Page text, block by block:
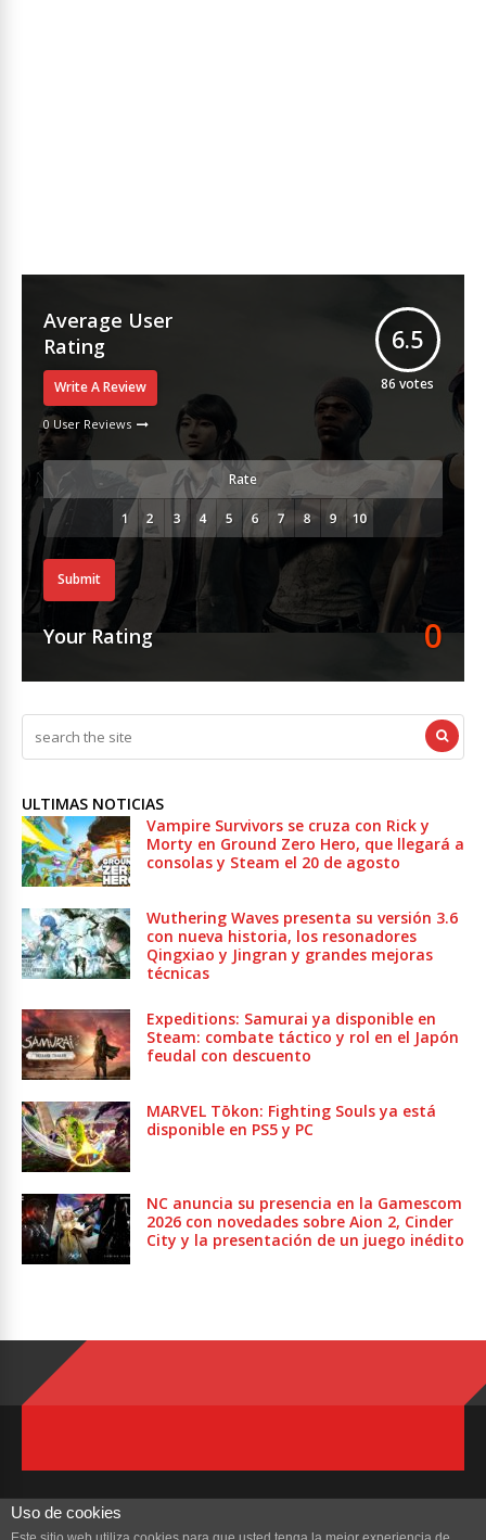
Average User
Rating
Write A Review
0 User Reviews
6.5
86 votes
Rate
Submit
Your Rating 0
ULTIMAS NOTICIAS
Vampire Survivors se cruza con Rick y
Morty en Ground Zero Hero, que llegará a
consolas y Steam el 20 de agosto
Wuthering Waves presenta su versión 3.6
con nueva historia, los resonadores
Qingxiao y Jingran y grandes mejoras
técnicas
Expeditions: Samurai ya disponible en
Steam: combate táctico y rol en el Japón
feudal con descuento
MARVEL Tōkon: Fighting Souls ya está
disponible en PS5 y PC
NC anuncia su presencia en la Gamescom
2026 con novedades sobre Aion 2, Cinder
City y la presentación de un juego inédito
Uso de cookies